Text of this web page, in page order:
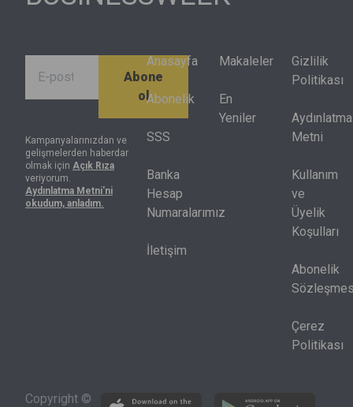
kapsamındaki
performansı
endeksin
getirisinin
Endeksteki
hisselerin
yarısı
yılbaşındaki
seviyesinin
da bu
dönüşüyor.
sonuçlar
ürettiğini
Artık net kâr
tek başına
nakit akışı,
sermaye
harcamaları
ve kredi
okunmak
Abone
ol
Kampanyalarınızdan ve
gelişmelerden haberdar
olmak için Açık Rıza
veriyorum.
Aydınlatma Metni'ni
okudum, anladım.
Anasayfa
Abonelik
SSS
Banka
Hesap
Numaralarımız
İletişim
Makaleler
En
Yeniler
Gizlilik
Politikası
Aydınlatma
Metni
Kullanım
ve
Üyelik
Koşulları
Abonelik
Çerez
Politikası
Copyright ©